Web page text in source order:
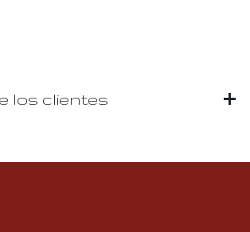
los clientes